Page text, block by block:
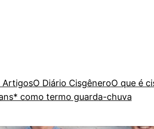
ArtigosO Diário CisgêneroO que é
como termo guarda-chuva